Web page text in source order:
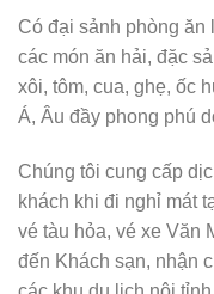
Có đại sảnh phòng
các món ăn hải, đặc
xôi, tôm, cua, ghẹ, ốc
Á, Âu đầy phong phú
Chúng tôi cung cấp
khách khi đi nghỉ mát
vé tàu hỏa, vé xe Văn
đến Khách sạn, nhận